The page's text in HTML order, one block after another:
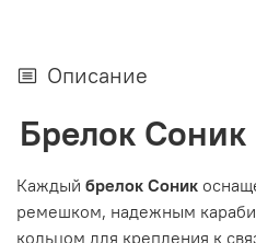
Описание
Брелок Соник
Каждый брелок Соник
ремешком, надежным
кольцом для крепления к